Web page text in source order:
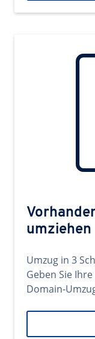
umziehen
Umzug in 3
Geben Sie
Domain-